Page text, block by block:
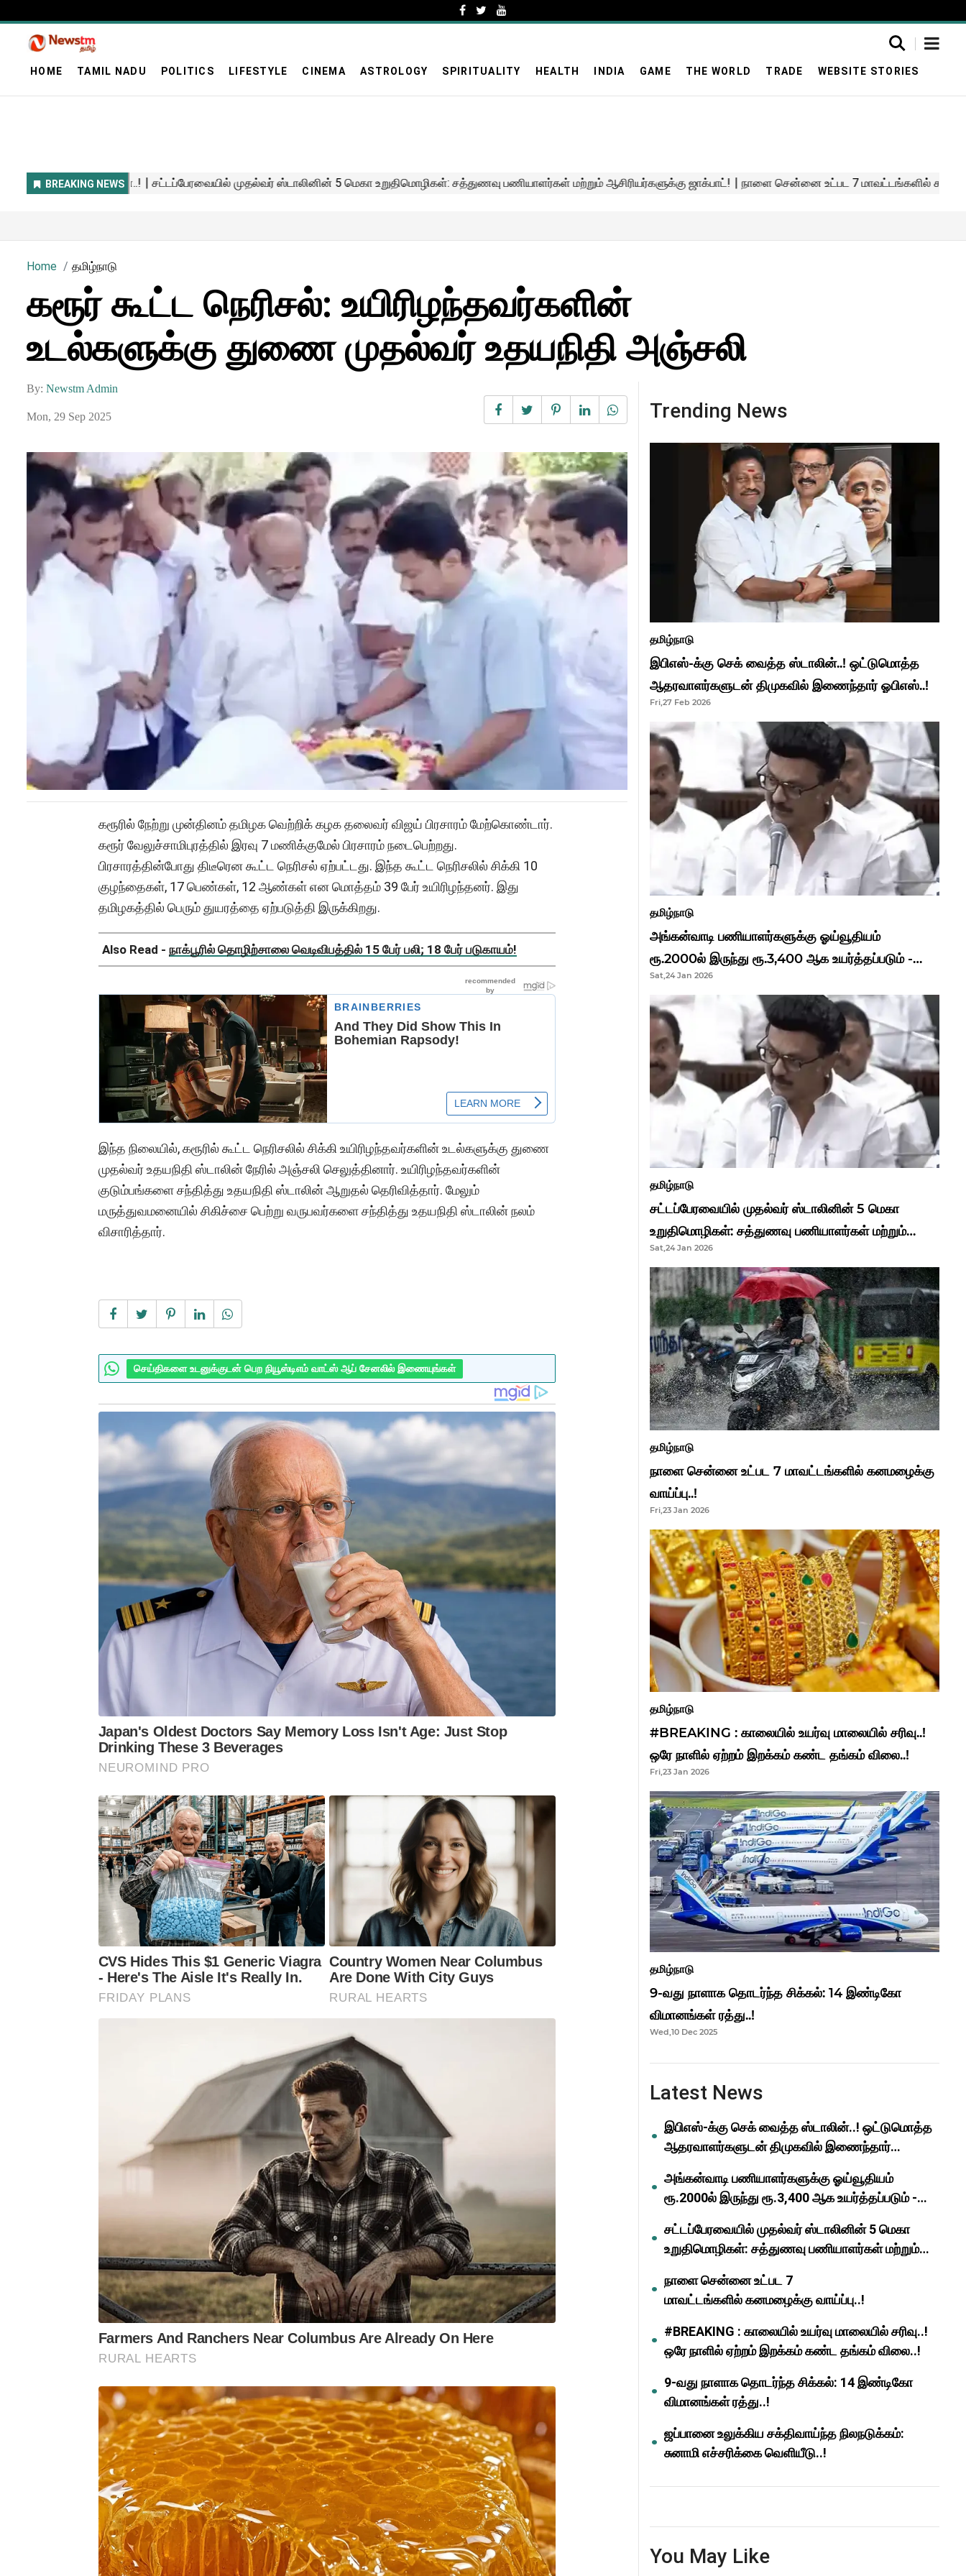
HOME TAMIL NADU POLITICS LIFESTYLE CINEMA ASTROLOGY SPIRITUALITY HEALTH INDIA GAME THE WORLD TRADE WEBSITE STORIES
Home தமிழ்நாடு
கரூர் கூட்ட நெரிசல்: உயிரிழந்தவர்களின்
உடல்களுக்கு துணை முதல்வர் உதயநிதி அஞ்சலி
By: Newstm Admin
Mon, 29 Sep 2025
கரூரில் நேற்று முன்தினம் தமிழக வெற்றிக் கழக தலைவர் விஜய் பிரசாரம் மேற்கொண்டார்.
கரூர் வேலுச்சாமிபுரத்தில் இரவு 7 மணிக்குமேல் பிரசாரம் நடைபெற்றது.
பிரசாரத்தின்போது திடீரென கூட்ட நெரிசல் ஏற்பட்டது. இந்த கூட்ட நெரிசலில் சிக்கி 10
குழந்தைகள், 17 பெண்கள், 12 ஆண்கள் என மொத்தம் 39 பேர் உயிரிழந்தனர். இது
தமிழகத்தில் பெரும் துயரத்தை ஏற்படுத்தி இருக்கிறது.
Also Read - நாக்பூரில் தொழிற்சாலை வெடிவிபத்தில் 15 பேர் பலி; 18 பேர் படுகாயம்!
இந்த நிலையில், கரூரில் கூட்ட நெரிசலில் சிக்கி உயிரிழந்தவர்களின் உடல்களுக்கு துணை
முதல்வர் உதயநிதி ஸ்டாலின் நேரில் அஞ்சலி செலுத்தினார். உயிரிழந்தவர்களின்
குடும்பங்களை சந்தித்து உதயநிதி ஸ்டாலின் ஆறுதல் தெரிவித்தார். மேலும்
மருத்துவமனையில் சிகிச்சை பெற்று வருபவர்களை சந்தித்து உதயநிதி ஸ்டாலின் நலம்
விசாரித்தார்.
செய்திகளை உடனுக்குடன் பெற நியூஸ்டிஎம் வாட்ஸ் ஆப் சேனலில் இணையுங்கள்
Trending News
தமிழ்நாடு
இபிஎஸ்-க்கு செக் வைத்த ஸ்டாலின்..! ஒட்டுமொத்த
ஆதரவாளர்களுடன் திமுகவில் இணைந்தார் ஓபிஎஸ்..!
Fri,27 Feb 2026
தமிழ்நாடு
அங்கன்வாடி பணியாளர்களுக்கு ஓய்வூதியம்
ரூ.2000ல் இருந்து ரூ.3,400 ஆக உயர்த்தப்படும் -
முதல்வர் மு.க.ஸ்டாலின்..!
Sat,24 Jan 2026
தமிழ்நாடு
சட்டப்பேரவையில் முதல்வர் ஸ்டாலினின் 5 மெகா
உறுதிமொழிகள்: சத்துணவு பணியாளர்கள் மற்றும்
ஆசிரியர்களுக்கு ஜாக்பாட்!
Sat,24 Jan 2026
தமிழ்நாடு
நாளை சென்னை உட்பட 7 மாவட்டங்களில் கனமழைக்கு
வாய்ப்பு..!
Fri,23 Jan 2026
தமிழ்நாடு
#BREAKING : காலையில் உயர்வு மாலையில் சரிவு..!
ஒரே நாளில் ஏற்றம் இறக்கம் கண்ட தங்கம் விலை..!
Fri,23 Jan 2026
தமிழ்நாடு
9-வது நாளாக தொடர்ந்த சிக்கல்: 14 இண்டிகோ
விமானங்கள் ரத்து..!
Wed,10 Dec 2025
Latest News
இபிஎஸ்-க்கு செக் வைத்த ஸ்டாலின்..! ஒட்டுமொத்த
ஆதரவாளர்களுடன் திமுகவில் இணைந்தார்
அங்கன்வாடி பணியாளர்களுக்கு ஓய்வூதியம்
ரூ.2000ல் இருந்து ரூ.3,400 ஆக உயர்த்தப்படும் -
சட்டப்பேரவையில் முதல்வர் ஸ்டாலினின் 5 மெகா
உறுதிமொழிகள்: சத்துணவு பணியாளர்கள் மற்றும்
நாளை சென்னை உட்பட 7
மாவட்டங்களில் கனமழைக்கு வாய்ப்பு..!
#BREAKING : காலையில் உயர்வு மாலையில் சரிவு..!
ஒரே நாளில் ஏற்றம் இறக்கம் கண்ட தங்கம் விலை..!
9-வது நாளாக தொடர்ந்த சிக்கல்: 14 இண்டிகோ
விமானங்கள் ரத்து..!
ஜப்பானை உலுக்கிய சக்திவாய்ந்த நிலநடுக்கம்:
சுனாமி எச்சரிக்கை வெளியீடு..!
You May Like